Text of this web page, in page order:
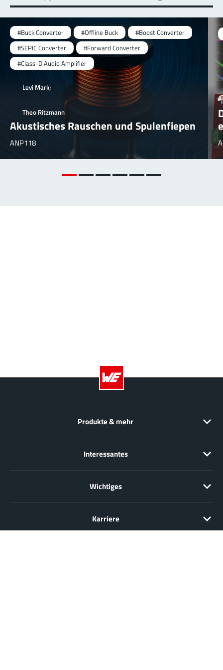
#Buck Converter #Offline Buck
#Boost Converter
#SEPIC Converter
#Forward Converter
#Class-D Audio Amplifier
Levi Mark;
Theo Ritzmann
Akustisches Rauschen und Spulenfiepen
ANP118
Produkte & mehr
Interessantes
Wichtiges
Karriere